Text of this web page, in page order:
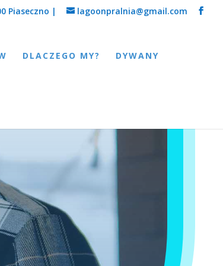
Piaseczno | lagoonpralnia@gmail.com
DLACZEGO MY? DYWANY